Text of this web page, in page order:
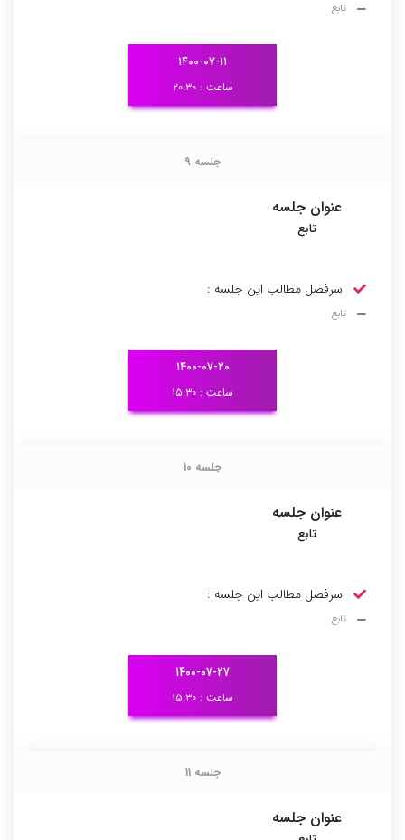
تابع
۱۴۰۰-۰۷-۱۱
ساعت : ۲۰:۳۰
جلسه 9جلسه 9
عنوان جلسه
تابع
سرفصل مطالب این جلسه :
تابع
۱۴۰۰-۰۷-۲۰
ساعت : ۱۵:۳۰
جلسه 10جلسه 10
عنوان جلسه
تابع
سرفصل مطالب این جلسه :
تابع
۱۴۰۰-۰۷-۲۷
ساعت : ۱۵:۳۰
جلسه 11جلسه 11
عنوان جلسه